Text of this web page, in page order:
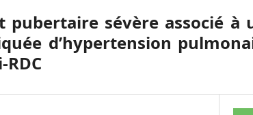
pubertaire sévère associé à
d’hypertension